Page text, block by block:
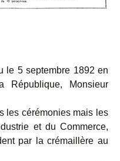
le 5 septembre 1892 en
République, Monsieur
les cérémonies mais les
et du Commerce,
par la crémaillère au